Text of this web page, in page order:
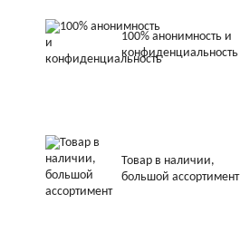
100% анонимность и
конфиденциальность
Товар в наличии,
большой ассортимент